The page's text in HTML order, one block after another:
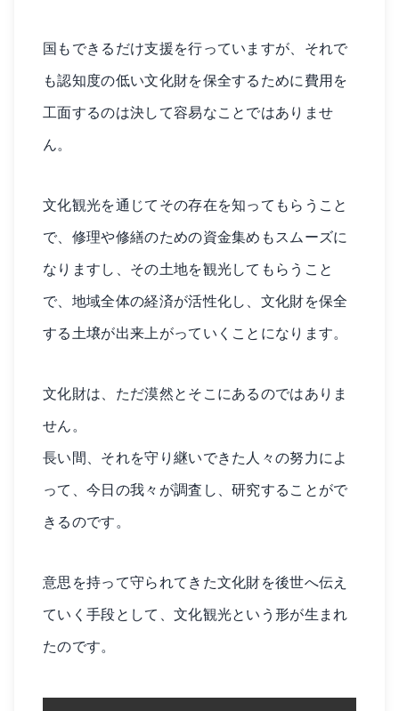
国もできるだけ支援を行っていますが、それで
も認知度の低い文化財を保全するために費用を
工面するのは決して容易なことではありませ
ん。
文化観光を通じてその存在を知ってもらうこと
で、修理や修繕のための資金集めもスムーズに
なりますし、その土地を観光してもらうこと
で、地域全体の経済が活性化し、文化財を保全
する土壌が出来上がっていくことになります。
文化財は、ただ漠然とそこにあるのではありま
せん。
長い間、それを守り継いできた人々の努力によ
って、今日の我々が調査し、研究することがで
きるのです。
意思を持って守られてきた文化財を後世へ伝え
ていく手段として、文化観光という形が生まれ
たのです。